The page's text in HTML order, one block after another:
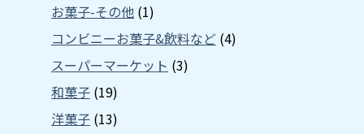
お菓子-その他 (1)
コンビニーお菓子&飲料など (4)
スーパーマーケット (3)
和菓子 (19)
洋菓子 (13)